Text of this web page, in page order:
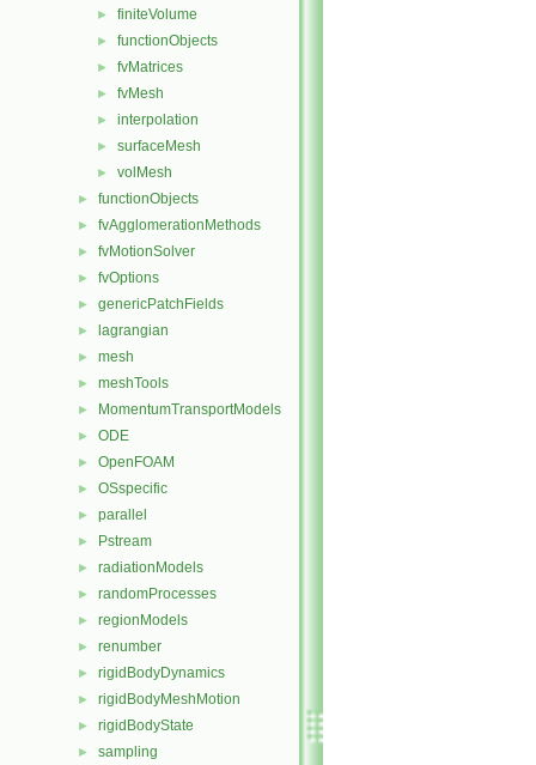
► finiteVolume
► functionObjects
► fvMatrices
► fvMesh
► interpolation
► surfaceMesh
► volMesh
► functionObjects
► fvAgglomerationMethods
► fvMotionSolver
► fvOptions
► genericPatchFields
► lagrangian
► mesh
► meshTools
► MomentumTransportModels
► ODE
► OpenFOAM
► OSspecific
► parallel
► Pstream
► radiationModels
► randomProcesses
► regionModels
► renumber
► rigidBodyDynamics
► rigidBodyMeshMotion
► rigidBodyState
► sampling